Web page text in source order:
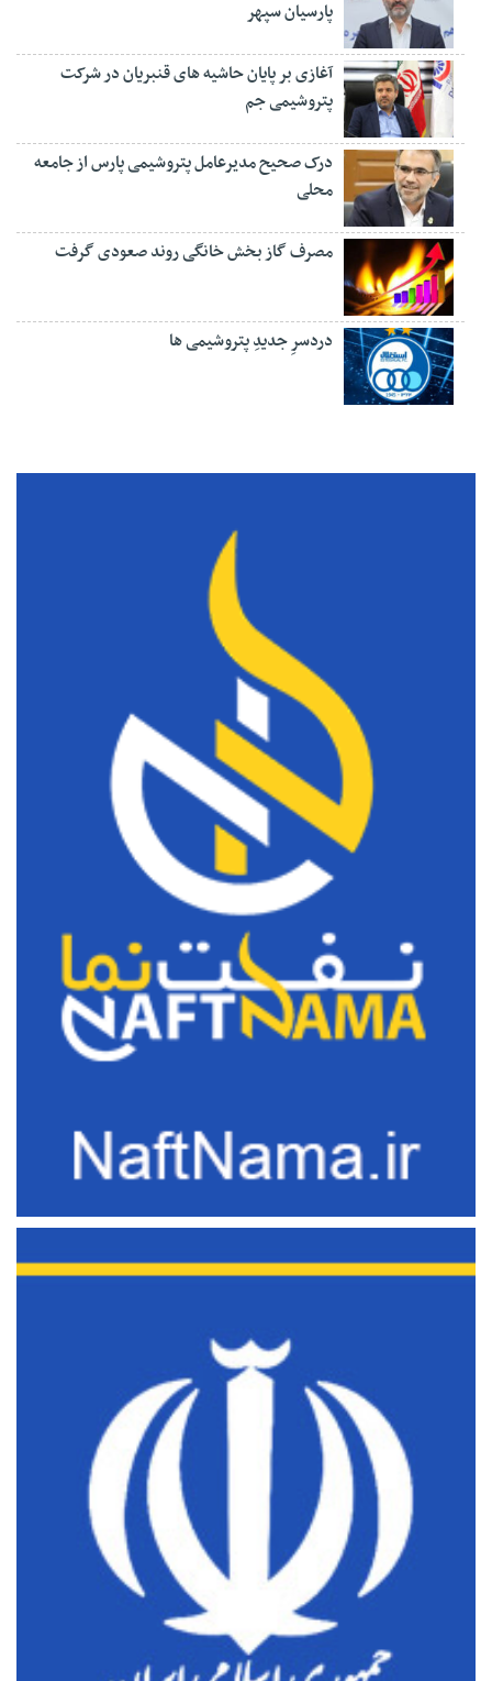
پارسیان سپهر
آغازی بر پایان حاشیه های قنبریان در شرکت
پتروشیمی جم
درک صحیح مدیرعامل پتروشیمی پارس از جامعه
محلی
مصرف گاز بخش خانگی روند صعودی گرفت
دردسرِ جدیدِ پتروشیمی ها